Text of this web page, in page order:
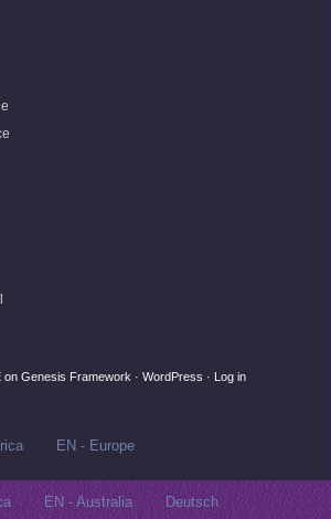
on Genesis Framework · WordPress · Log in
EN - Europe
EN - Australia Deutsch